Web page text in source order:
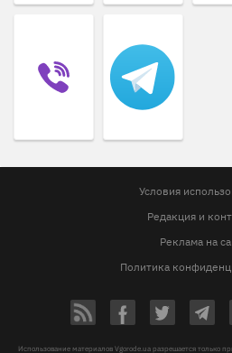
Условия
Редакция и
Реклама на
Политика
Использование материалов Vgorode.ua разрешается только